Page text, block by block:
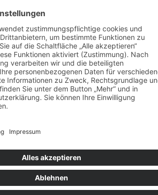
KARRIERE
KONTAKT & ANFAHRT
EINSTELLUNGEN